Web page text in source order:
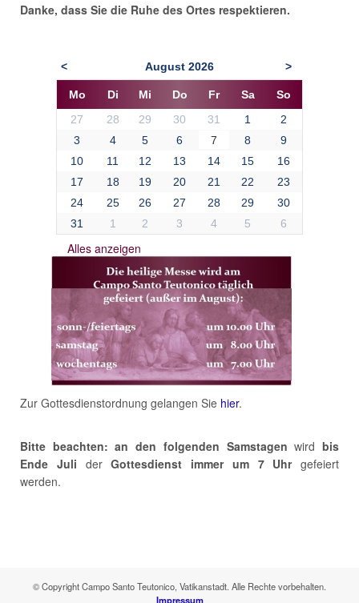
Danke, dass Sie die Ruhe des Ortes respektieren.
< >
August 2026
Mo Di Mi Do Fr Sa
So
27
28 29 30 31 1
2
3
4 5 6 7 8
9
10
11 12 13 14 15
16
17
18 19 20 21 22
23
24
25 26 27 28 29
30
31
1 2 3 4 5 6
Alles anzeigen
Zur Gottesdienstordnung gelangen Sie hier.
Bitte beachten: an den folgenden Samstagenwirdbis
Ende Juli derGottesdienst immer um 7 Uhr gefeiert
werden.
© Copyright Campo Santo Teutonico, Vatikanstadt. Alle Rechte vorbehalten.
Impressum